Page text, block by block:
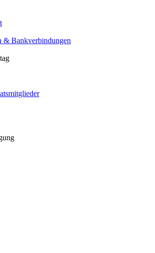
& Bankverbindungen